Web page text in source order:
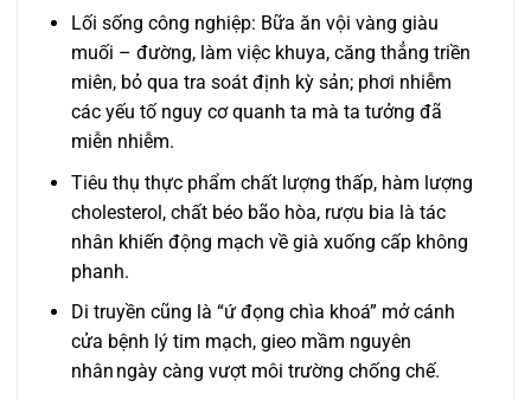
Lối sống công nghiệp: Bữa ăn vội vàng giàu
muối – đường, làm việc khuya, căng thẳng triền
miên, bỏ qua tra soát định kỳ sản; phơi nhiễm
các yếu tố nguy cơ quanh ta mà ta tưởng đã
miễn nhiễm.
Tiêu thụ thực phẩm chất lượng thấp, hàm lượng
cholesterol, chất béo bão hòa, rượu bia là tác
nhân khiến động mạch về già xuống cấp không
phanh.
Di truyền cũng là “ứ đọng chìa khoá” mở cánh
cửa bệnh lý tim mạch, gieo mầm nguyên
nhân ngày càng vượt môi trường chống chế.